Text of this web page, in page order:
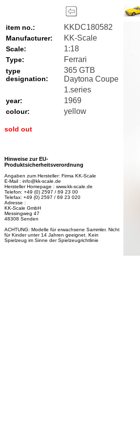
item no.: KKDC180582
Manufacturer: KK-Scale
Scale: 1:18
Type: Ferrari
type
designation:
365 GTB
Daytona Coupe
1.series
year: 1969
colour: yellow
sold out
Hinweise zur EU-
Produktsicherheitsverordnung
Angaben zum Hersteller: Firma KK-Scale
E-Mail : info@kk-scale.de
Hersteller Homepage : www.kk-scale.de
Telefon: +49 (0) 2597 / 69 23 00
Telefax: +49 (0) 2597 / 69 23 020
Adresse :
KK-Scale GmbH
Messingweg 47
48308 Senden
ACHTUNG: Modelle für erwachsene Sammler. Nicht
für Kinder unter 14 Jahren geeignet. Kein
Spielzeug im Sinne der Spielzeugrichtlinie